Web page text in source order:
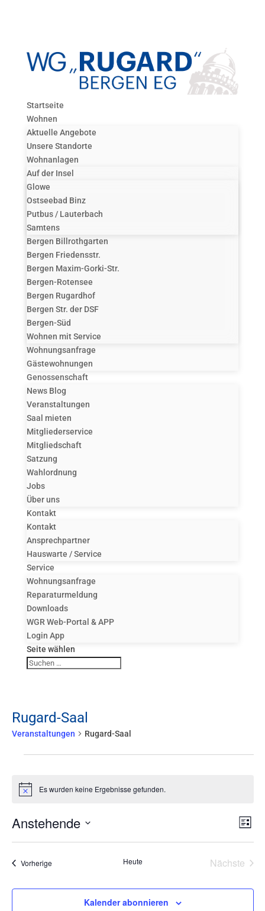
Startseite
Wohnen
Aktuelle Angebote
Unsere Standorte
Wohnanlagen
Auf der Insel
Glowe
Ostseebad Binz
Putbus / Lauterbach
Samtens
Bergen Billrothgarten
Bergen Friedensstr.
Bergen Maxim-Gorki-Str.
Bergen-Rotensee
Bergen Rugardhof
Bergen Str. der DSF
Bergen-Süd
Wohnen mit Service
Wohnungsanfrage
Gästewohnungen
Genossenschaft
News Blog
Veranstaltungen
Saal mieten
Mitgliederservice
Mitgliedschaft
Satzung
Wahlordnung
Jobs
Über uns
Kontakt
Kontakt
Ansprechpartner
Hauswarte / Service
Service
Wohnungsanfrage
Reparaturmeldung
Downloads
WGR Web-Portal & APP
Login App
Seite wählen
Rugard-Saal
Veranstaltungen Rugard-Saal
HinweisEs wurden keine Ergebnisse gefunden.
Liste
Anstehende
VorherigeVeranstaltungen Heute
Nächste
Kalender abonnieren